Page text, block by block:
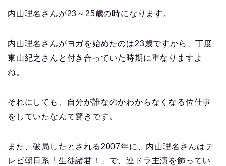
内山理名さんが23～25歳の時になります。
内山理名さんがヨガを始めたのは23歳ですから、丁度
東山紀之さんと付き合っていた時期に重なりますよ
ね。
それにしても、自分が誰なのかわからなくなる位仕事
をしていたなんて驚きです。
また、破局したとされる2007年に、内山理名さんはテ
レビ朝日系「生徒諸君！」で、連ドラ主演を飾ってい